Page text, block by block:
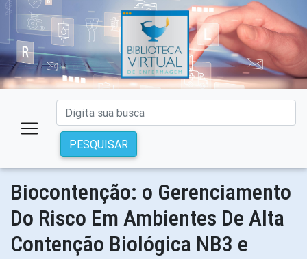
PESQUISAR
Biocontenção: o Gerenciamento
Do Risco Em Ambientes De Alta
Contenção Biológica NB3 e